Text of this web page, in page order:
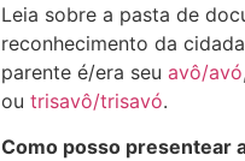
Leia sobre a pasta de
reconhecimento da
parente é/era seu avô/avó,
ou trisavô/trisavó.
Como posso presentear